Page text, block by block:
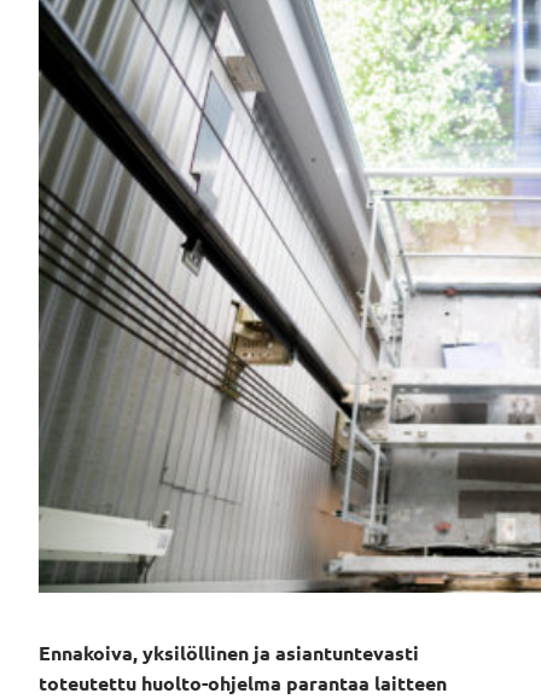
Ennakoiva, yksilöllinen ja asiantuntevasti
toteutettu huolto-ohjelma parantaa laitteen